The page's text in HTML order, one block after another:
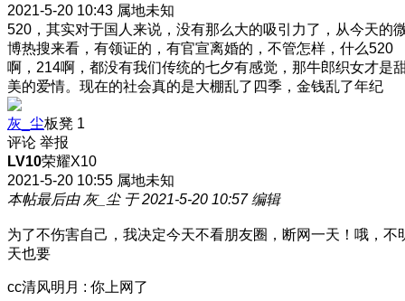
2021-5-20 10:43 属地未知
520，其实对于国人来说，没有那么大的吸引力了，从今天的
博热搜来看，有领证的，有官宣离婚的，不管怎样，什么520
啊，214啊，都没有我们传统的七夕有感觉，那牛郎织女才是
美的爱情。现在的社会真的是大棚乱了四季，金钱乱了年纪
灰_尘板凳 1
评论 举报
LV10荣耀X10
2021-5-20 10:55 属地未知
本帖最后由 灰_尘 于 2021-5-20 10:57 编辑
为了不伤害自己，我决定今天不看朋友圈，断网一天！哦，不
天也要
cc清风明月 : 你上网了